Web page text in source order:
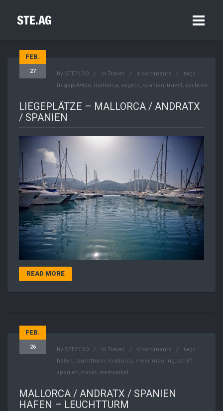
FEB.
27 by STE7130 in Travel 1 comments
tags:
liegeplÃ¤tze, mallorca, segeln, spanien, travel, yachten
LIEGEPLÄTZE – MALLORCA / ANDRATX
/ SPANIEN
READ MORE
FEB.
26 by STE7130 in Travel 0 comments
tags:
hafen, leuchtturm, mallorca, meer, mooring, schiff,
spanien, travel, weitwinkel
MALLORCA / ANDRATX / SPANIEN
HAFEN – LEUCHTTURM